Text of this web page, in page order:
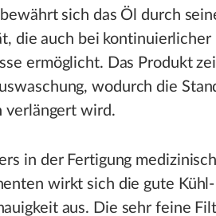
bewährt sich das Öl durch
die auch bei
ermöglicht. Das Produkt
wodurch die
verlängert wird.
in der Fertigung
wirkt sich die gute
aus. Die sehr feine